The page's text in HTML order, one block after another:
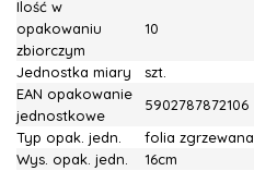
Ilość w
opakowaniu
zbiorczym
10
Jednostka miary
szt.
EAN opakowanie
jednostkowe
5902787872106
Typ opak. jedn.
folia zgrzewana
Wys. opak. jedn.
16cm